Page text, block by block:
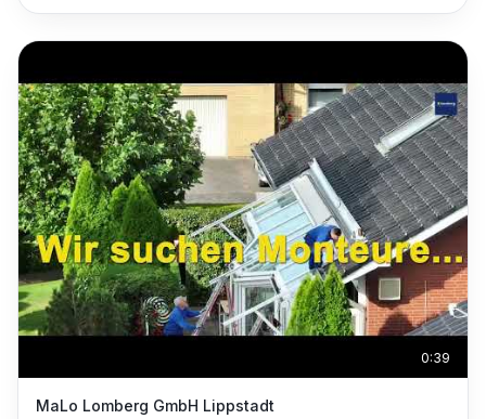
0:39
MaLo Lomberg GmbH Lippstadt